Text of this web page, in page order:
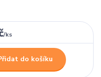
/ks
do košíku